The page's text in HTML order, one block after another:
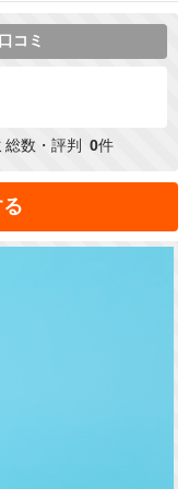
コミ
数・評判 0件